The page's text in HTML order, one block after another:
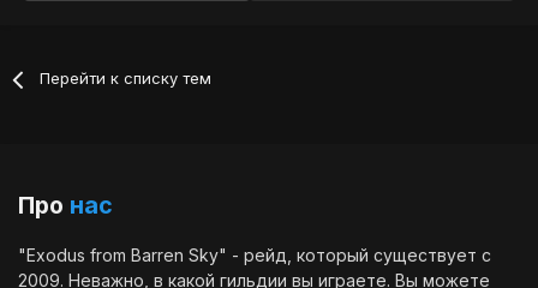
Перейти к списку тем
Про нас
"Exodus from Barren Sky" - рейд, который существует с
2009. Неважно, в какой гильдии вы играете. Вы можете